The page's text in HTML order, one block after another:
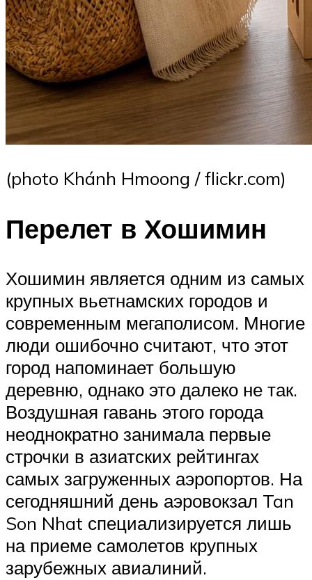
(photo Khánh Hmoong / flickr.com)
Перелет в Хошимин
Хошимин является одним из самых
крупных вьетнамских городов и
современным мегаполисом. Многие
люди ошибочно считают, что этот
город напоминает большую
деревню, однако это далеко не так.
Воздушная гавань этого города
неоднократно занимала первые
строчки в азиатских рейтингах
самых загруженных аэропортов. На
сегодняшний день аэровокзал Tan
Son Nhat специализируется лишь
на приеме самолетов крупных
зарубежных авиалиний.